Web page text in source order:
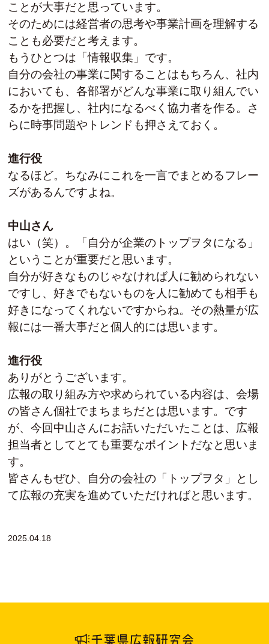
ことが大事だと思っています。
そのためには経営者の思考や事業計画を理解する
ことも必要だと考えます。
もうひとつは「情報収集」です。
自分の会社の事業に関することはもちろん、社内
においても、各部署がどんな事業に取り組んでい
るかを把握し、社内になるべく協力者を作る。さ
らに時事問題やトレンドも押さえておく。
進行役
なるほど。ちなみにこれを一言でまとめるフレー
ズがあるんですよね。
中山さん
はい（笑）。「自分が企業のトップヲタになる」
ということが重要だと思います。
自分が好きなものじゃなければ人に勧められない
ですし、好きでもないものを人に勧めても相手も
好きになってくれないですからね。その熱量が広
報には一番大事だと個人的には思います。
進行役
ありがとうございます。
広報の取り組み方や求められている内容は、会場
の皆さん個社でまちまちだとは思います。です
が、今回中山さんにお話いただいたことは、広報
担当者としてとても重要なポイントだなと思いま
す。
皆さんもぜひ、自分の会社の「トップヲタ」とし
て広報の充実を進めていただければと思います。
2025.04.18